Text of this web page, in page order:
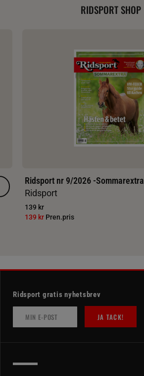
RIDSPORT SHOP
Ridsport nr 9/2026 -Sommarextra
Ridsport
139 kr
139 kr Pren.pris
Ridsport gratis nyhetsbrev
JA TACK!